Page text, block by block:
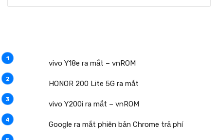
vivo Y18e ra mắt – vnROM
HONOR 200 Lite 5G ra mắt
vivo Y200i ra mắt – vnROM
Google ra mắt phiên bản Chrome trả phí